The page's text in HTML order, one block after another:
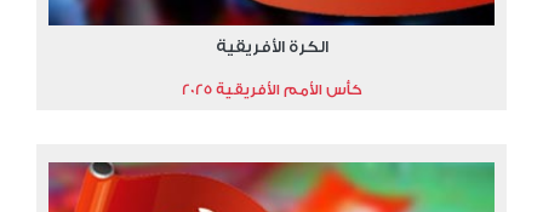
الكرة الأفريقية
كأس الأمم الأفريقية 2025